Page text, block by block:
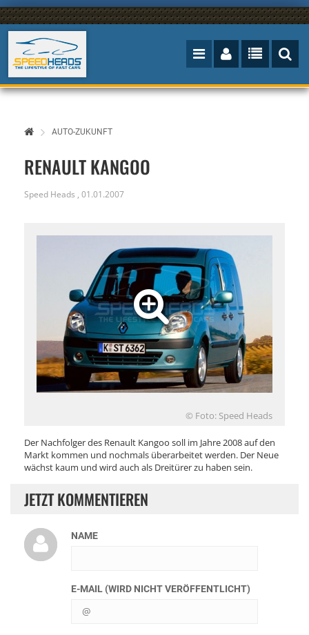
AUTO-ZUKUNFT
RENAULT KANGOO
Speed Heads , 01.01.2007
© Foto: Speed Heads
Der Nachfolger des Renault Kangoo soll im Jahre 2008 auf den
Markt kommen und nochmals überarbeitet werden. Der Neue
wächst kaum und wird auch als Dreitürer zu haben sein.
JETZT KOMMENTIEREN
NAME
E-MAIL (WIRD NICHT VERÖFFENTLICHT)